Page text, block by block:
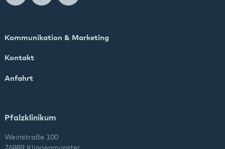
Kommunikation & Marketing
Kontakt
Anfahrt
Pfalzklinikum
Weinstraße 100